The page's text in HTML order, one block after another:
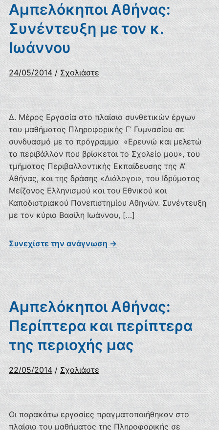
Αμπελόκηποι Αθήνας:
Συνέντευξη με τον κ.
Ιωάννου
24/05/2014 /Σχολιάστε
Δ. Μέρος Εργασία στο πλαίσιο συνθετικών έργων
του μαθήματος Πληροφορικής Γ’ Γυμνασίου σε
συνδυασμό με το πρόγραμμα «Ερευνώ και μελετώ
το περιβάλλον που βρίσκεται το Σχολείο μου», του
τμήματος Περιβαλλοντικής Εκπαίδευσης της Α’
Αθήνας, και της δράσης «Διάλογοι», του Ιδρύματος
Μείζονος Ελληνισμού και του Εθνικού και
Καποδιστριακού Πανεπιστημίου Αθηνών. Συνέντευξη
με τον κύριο Βασίλη Ιωάννου, […]
Συνεχίστε την ανάγνωση →
Αμπελόκηποι Αθήνας:
Περίπτερα και περίπτερα
της περιοχής μας
22/05/2014 / Σχολιάστε
Οι παρακάτω εργασίες πραγματοποιήθηκαν στο
πλαίσιο του μαθήματος της Πληροφορικής σε